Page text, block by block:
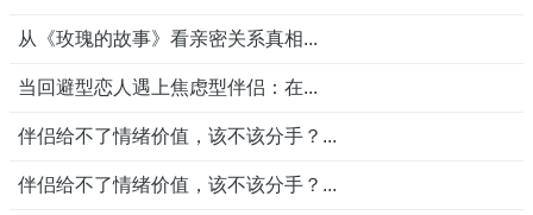
从《玫瑰的故事》看亲密关系真相...
当回避型恋人遇上焦虑型伴侣：在...
伴侣给不了情绪价值，该不该分手？...
伴侣给不了情绪价值，该不该分手？...